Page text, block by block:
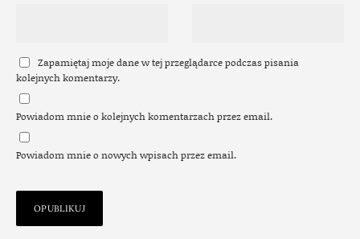
Zapamiętaj moje dane w tej przeglądarce podczas pisania
kolejnych komentarzy.
Powiadom mnie o kolejnych komentarzach przez email.
Powiadom mnie o nowych wpisach przez email.